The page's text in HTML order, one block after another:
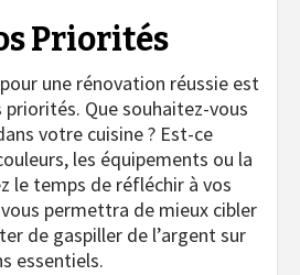
Priorités
une rénovation réussie est
priorités. Que souhaitez-vous
votre cuisine ? Est-ce
les équipements ou la
le temps de réfléchir à vos
permettra de mieux cibler
de gaspiller de l’argent sur
essentiels.